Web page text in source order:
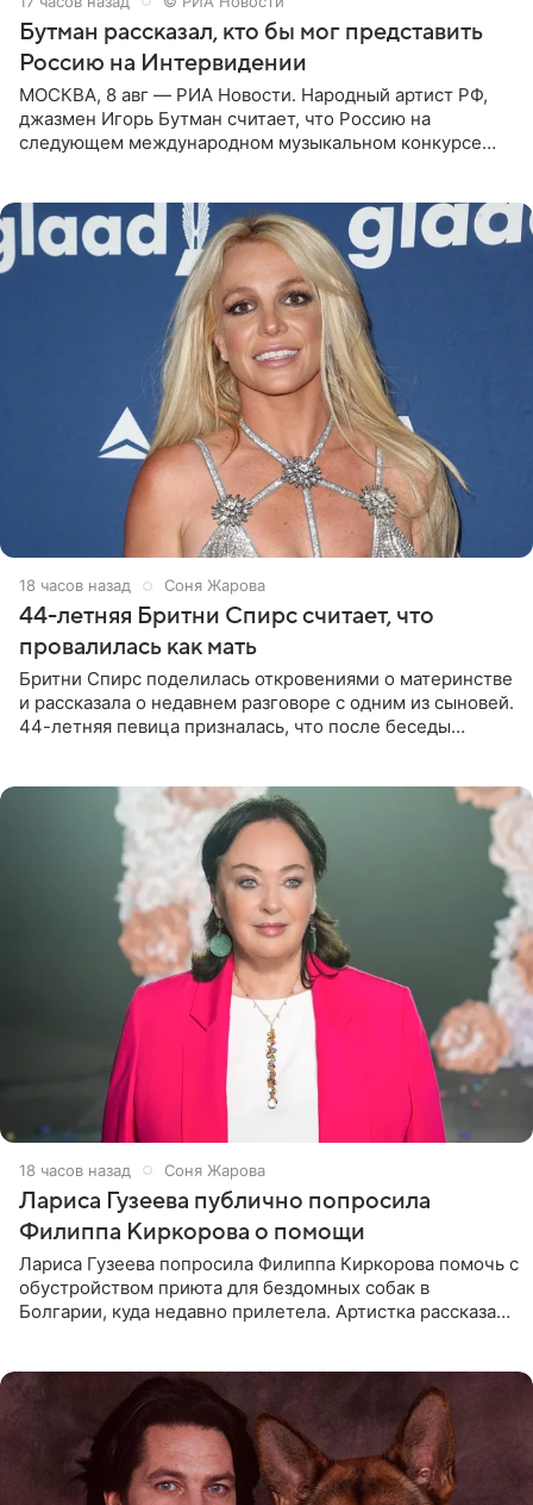
Бутман рассказал, кто бы мог представить
Россию на Интервидении
МОСКВА, 8 авг — РИА Новости. Народный артист РФ,
джазмен Игорь Бутман считает, что Россию на
следующем международном музыкальном конкурсе
18 часов назад Соня Жарова
44-летняя Бритни Спирс считает, что
провалилась как мать
Бритни Спирс поделилась откровениями о материнстве
и рассказала о недавнем разговоре с одним из сыновей.
44-летняя певица призналась, что после беседы
18 часов назад Соня Жарова
Лариса Гузеева публично попросила
Филиппа Киркорова о помощи
Лариса Гузеева попросила Филиппа Киркорова помочь с
обустройством приюта для бездомных собак в
Болгарии, куда недавно прилетела. Артистка рассказала